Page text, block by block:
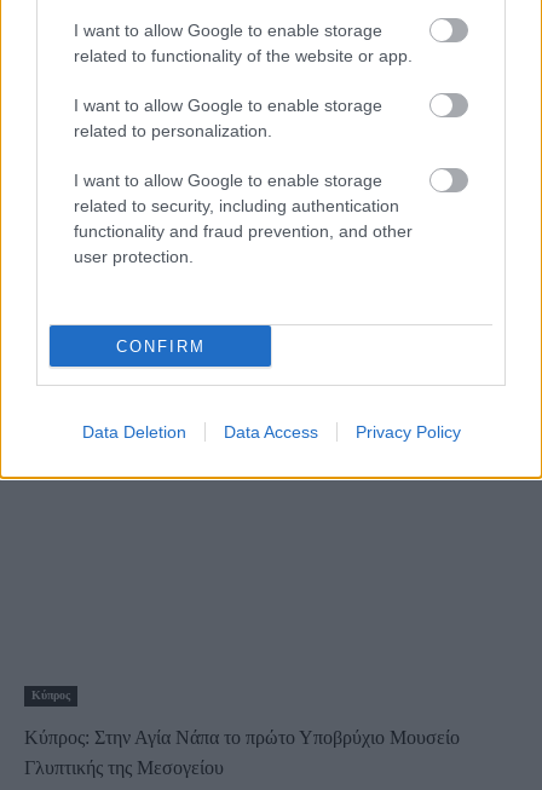
I want to allow Google to enable storage
related to functionality of the website or app.
I want to allow Google to enable storage
related to personalization.
I want to allow Google to enable storage
related to security, including authentication
functionality and fraud prevention, and other
user protection.
CONFIRM
Data Deletion Data Access Privacy Policy
πρόκειται να κατασκευάσει...
Γνωρίστε 7 μουσεία στον κόσμο με θέμα το φαγητό και το
ποτό!
29 Οκτωβρίου 2020, 15:30
ενός λαού είναι...
Κύπρος
Κύπρος: Στην Αγία Νάπα το πρώτο Υποβρύχιο Μουσείο
Γλυπτικής της Μεσογείου